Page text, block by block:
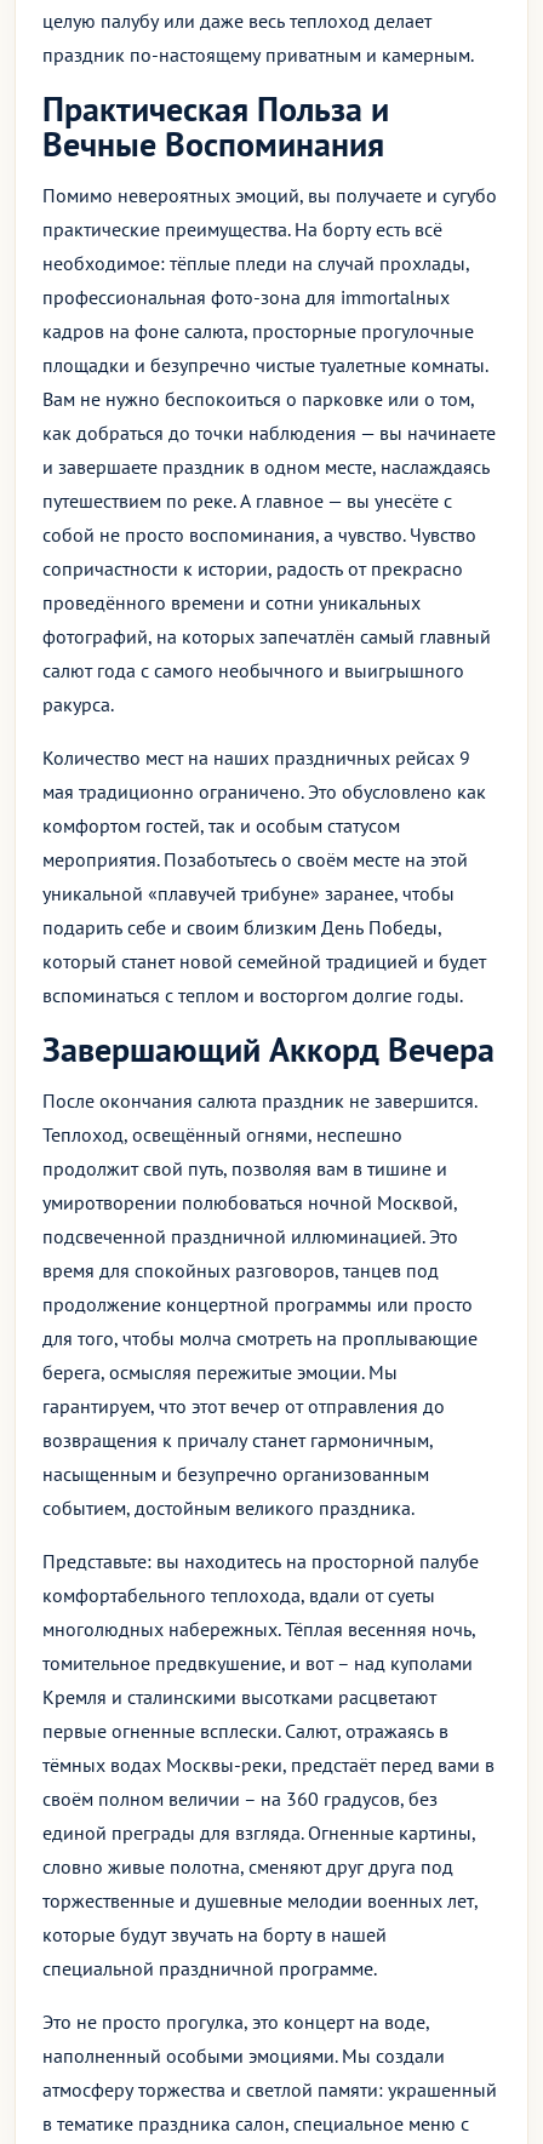
целую палубу или даже весь теплоход делает
праздник по-настоящему приватным и камерным.
Практическая Польза и
Вечные Воспоминания
Помимо невероятных эмоций, вы получаете и сугубо
практические преимущества. На борту есть всё
необходимое: тёплые пледи на случай прохлады,
профессиональная фото-зона для immortalных
кадров на фоне салюта, просторные прогулочные
площадки и безупречно чистые туалетные комнаты.
Вам не нужно беспокоиться о парковке или о том,
как добраться до точки наблюдения — вы начинаете
и завершаете праздник в одном месте, наслаждаясь
путешествием по реке. А главное — вы унесёте с
собой не просто воспоминания, а чувство. Чувство
сопричастности к истории, радость от прекрасно
проведённого времени и сотни уникальных
фотографий, на которых запечатлён самый главный
салют года с самого необычного и выигрышного
ракурса.
Количество мест на наших праздничных рейсах 9
мая традиционно ограничено. Это обусловлено как
комфортом гостей, так и особым статусом
мероприятия. Позаботьтесь о своём месте на этой
уникальной «плавучей трибуне» заранее, чтобы
подарить себе и своим близким День Победы,
который станет новой семейной традицией и будет
вспоминаться с теплом и восторгом долгие годы.
Завершающий Аккорд Вечера
После окончания салюта праздник не завершится.
Теплоход, освещённый огнями, неспешно
продолжит свой путь, позволяя вам в тишине и
умиротворении полюбоваться ночной Москвой,
подсвеченной праздничной иллюминацией. Это
время для спокойных разговоров, танцев под
продолжение концертной программы или просто
для того, чтобы молча смотреть на проплывающие
берега, осмысляя пережитые эмоции. Мы
гарантируем, что этот вечер от отправления до
возвращения к причалу станет гармоничным,
насыщенным и безупречно организованным
событием, достойным великого праздника.
Представьте: вы находитесь на просторной палубе
комфортабельного теплохода, вдали от суеты
многолюдных набережных. Тёплая весенняя ночь,
томительное предвкушение, и вот – над куполами
Кремля и сталинскими высотками расцветают
первые огненные всплески. Салют, отражаясь в
тёмных водах Москвы-реки, предстаёт перед вами в
своём полном величии – на 360 градусов, без
единой преграды для взгляда. Огненные картины,
словно живые полотна, сменяют друг друга под
торжественные и душевные мелодии военных лет,
которые будут звучать на борту в нашей
специальной праздничной программе.
Это не просто прогулка, это концерт на воде,
наполненный особыми эмоциями. Мы создали
атмосферу торжества и светлой памяти: украшенный
в тематике праздника салон, специальное меню с